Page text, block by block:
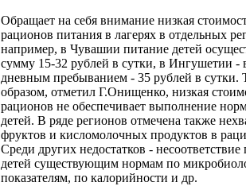
Обращает на себя внимание низкая
рационов питания в лагерях в отдельных
например, в Чувашии питание детей
сумму 15-32 рублей в сутки, в Ингушетии -
дневным пребыванием - 35 рублей в сутки.
образом, отметил Г.Онищенко, низкая
рационов не обеспечивает выполнение
детей. В ряде регионов отмечена также
фруктов и кисломолочных продуктов в
Среди других недостатков - несоответствие
детей существующим нормам по
показателям, по калорийности и др.